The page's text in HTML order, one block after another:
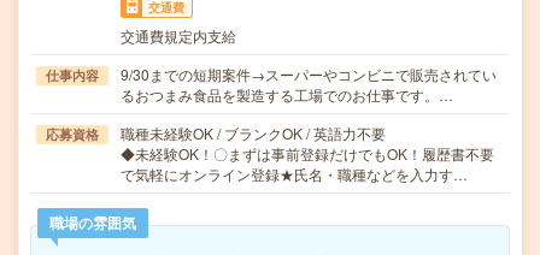
交通費
交通費規定内支給
仕事内容
9/30までの短期案件→スーパーやコンビニで販売されてい
るおつまみ食品を製造する工場でのお仕事です。…
応募資格
職種未経験OK / ブランクOK / 英語力不要
◆未経験OK！〇まずは事前登録だけでもOK！履歴書不要
で気軽にオンライン登録★氏名・職種などを入力す…
職場の雰囲気